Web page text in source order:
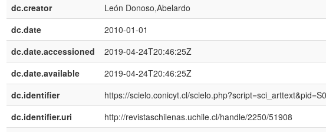
dc.creator
León Donoso,Abelardo
dc.date
2010-01-01
dc.date.accessioned
2019-04-24T20:46:25Z
dc.date.available
2019-04-24T20:46:25Z
dc.identifier
https://scielo.conicyt.cl/
dc.identifier.uri
http://revistaschilenas.uchile.cl/handle/2250/51908